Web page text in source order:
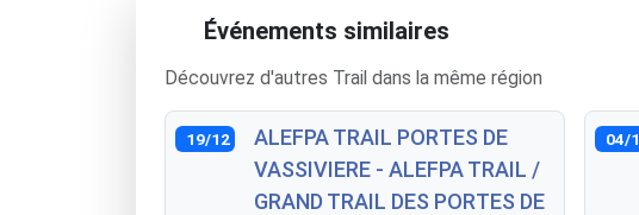
Événements similaires
Découvrez d'autres Trail dans la même région
19/12
ALEFPA TRAIL PORTES DE
VASSIVIERE - ALEFPA TRAIL /
GRAND TRAIL DES PORTES DE
04/